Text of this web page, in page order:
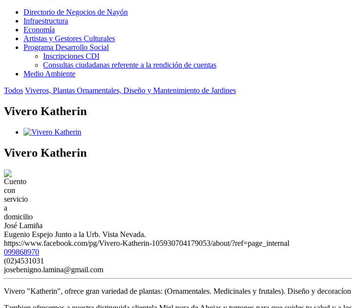
Directorio de Negocios de Nayón
Infraestructura
Economía
Artistas y Gestores Culturales
Programa Desarrollo Social
Inscripciones CDI
Consultas ciudadanas referente a la rendición de cuentas
Medio Ambiente
Todos Viveros, Plantas Ornamentales, Diseño y Mantenimiento de Jardines
Vivero Katherin
Vivero Katherin
José Lamiña
Eugenio Espejo Junto a la Urb. Vista Nevada.
https://www.facebook.com/pg/Vivero-Katherin-105930704179053/about/?ref=page_internal
099868970
(02)4531031
josebenigno.lamina@gmail.com
Vivero "Katherin", ofrece gran variedad de plantas: (Ornamentales. Medicinales y frutales). Diseño y